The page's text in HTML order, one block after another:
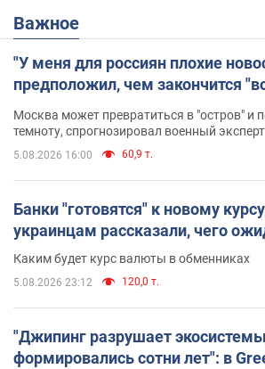
Важное
"У меня для россиян плохие
предположил, чем закончится
Москва может превратиться в "остров" и
темноту, спрогнозировал военный эксперт
5.08.2026 16:00 60,9 т.
Банки "готовятся" к новому
украинцам рассказали, чего
Каким будет курс валюты в обменниках
5.08.2026 23:12 120,0 т.
"Джипинг разрушает
формировались сотни лет": в